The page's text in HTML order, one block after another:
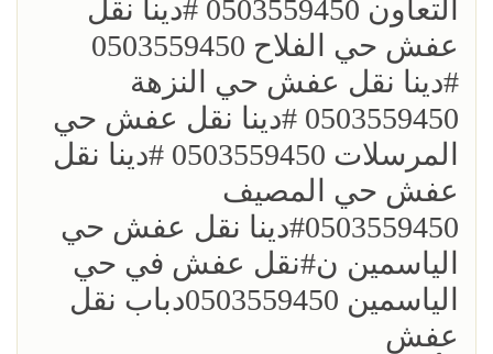
التعاون 0503559450 ؜#دينا نقل
عفش حي الفلاح 0503559450
؜؜#دينا نقل عفش حي النزهة
0503559450 ؜#دينا نقل عفش حي
المرسلات 0503559450 ؜#دينا نقل
عفش حي المصيف
0503559450؜#دينا نقل عفش حي
الياسمين ن؜#نقل عفش في حي
الياسمين 0503559450دباب نقل
عفش